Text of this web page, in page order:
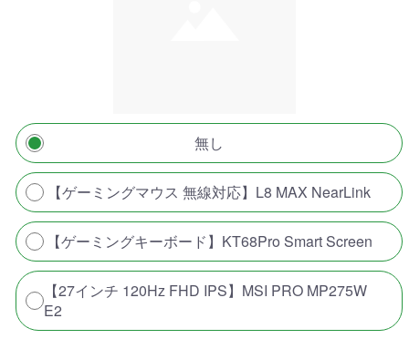
無し
【ゲーミングマウス 無線対応】L8 MAX NearLink
【ゲーミングキーボード】KT68Pro Smart Screen
【27インチ 120Hz FHD IPS】MSI PRO MP275W
E2